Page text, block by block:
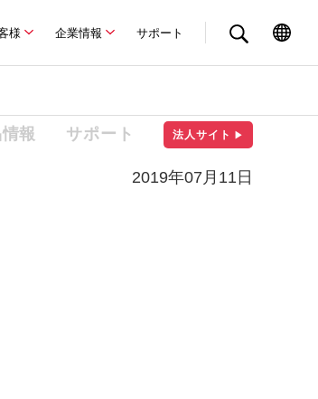
様 企業情報 サポート
報 サポート 法人サイト ▶
2019年07月11日